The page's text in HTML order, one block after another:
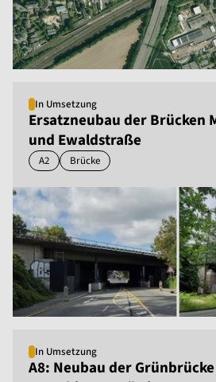
In Umsetzung
Ersatzneubau der Brücken
und Ewaldstraße
A2 Brücke
In Umsetzung
A8: Neubau der